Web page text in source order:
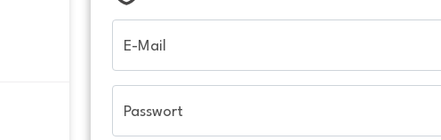
E-Mail
Passwort